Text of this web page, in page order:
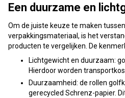
Een duurzame en
Om de juiste keuze te maken
verpakkingsmateriaal, is het
producten te vergelijken. De
Lichtgewicht en duurzaam:
Hierdoor worden
Duurzaamheid: de rollen
gerecycled Schrenz-papier.